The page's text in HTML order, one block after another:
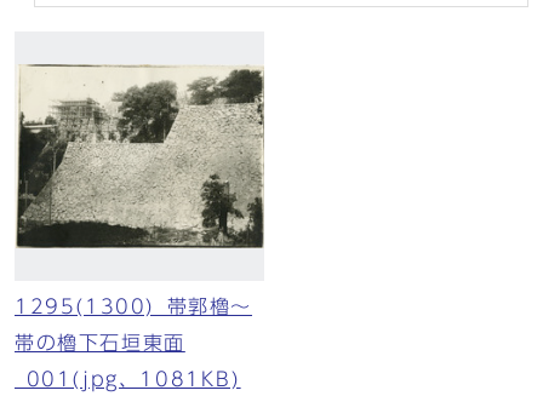
1295(1300)_帯郭櫓～
帯の櫓下石垣東面
_001(jpg、1081KB)